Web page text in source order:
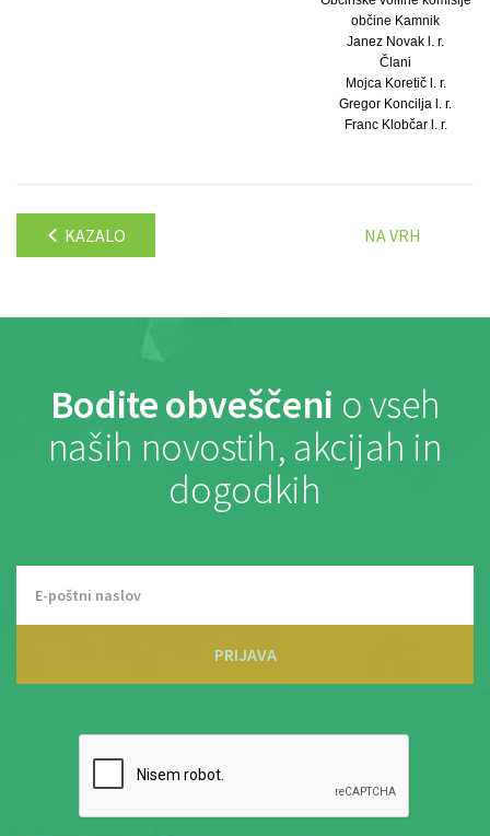
občine Kamnik
Janez Novak l. r.
Člani
Mojca Koretič l. r.
Gregor Koncilja l. r.
Franc Klobčar l. r.
KAZALO NA VRH
Bodite obveščeni o vseh
naših novostih, akcijah in
dogodkih
PRIJAVA